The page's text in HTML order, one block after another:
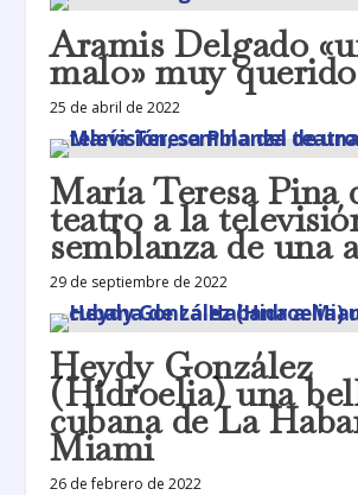
Aramis Delgado
malo» muy querido
25 de abril de 2022
María Teresa Pina
teatro a la
semblanza de una
29 de septiembre de 2022
Heydy González
(Hidroelia) una
cubana de La
Miami
26 de febrero de 2022